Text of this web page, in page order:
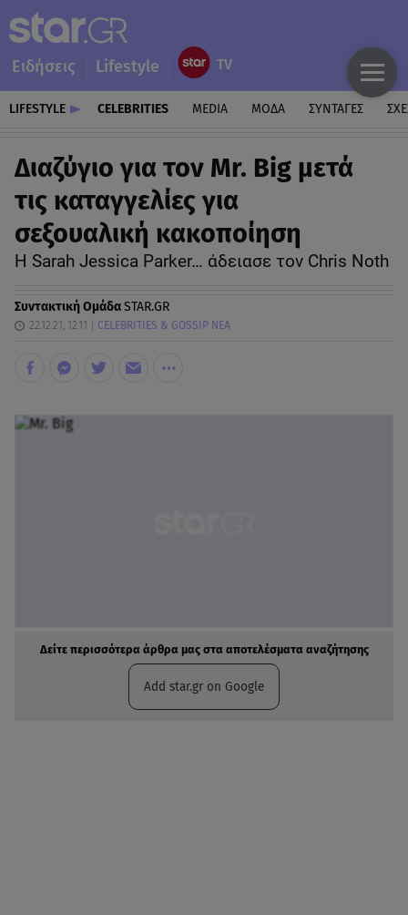
Ειδήσεις Lifestyle
LIFESTYLE CELEBRITIES MEDIA ΜΟΔΑ ΣΥΝΤΑΓΕΣ
Διαζύγιο για τον Mr. Big μετά
τις καταγγελίες για
σεξουαλική κακοποίηση
Η Sarah Jessica Parker… άδειασε τον Chris Noth
Συντακτική ΟμάδαSTAR.GR
22.12.21, 12:11 CELEBRITIES & GOSSIP ΝΕΑ
Δείτε περισσότερα άρθρα μας στα αποτελέσματα αναζήτησης
Add star.gr on Google